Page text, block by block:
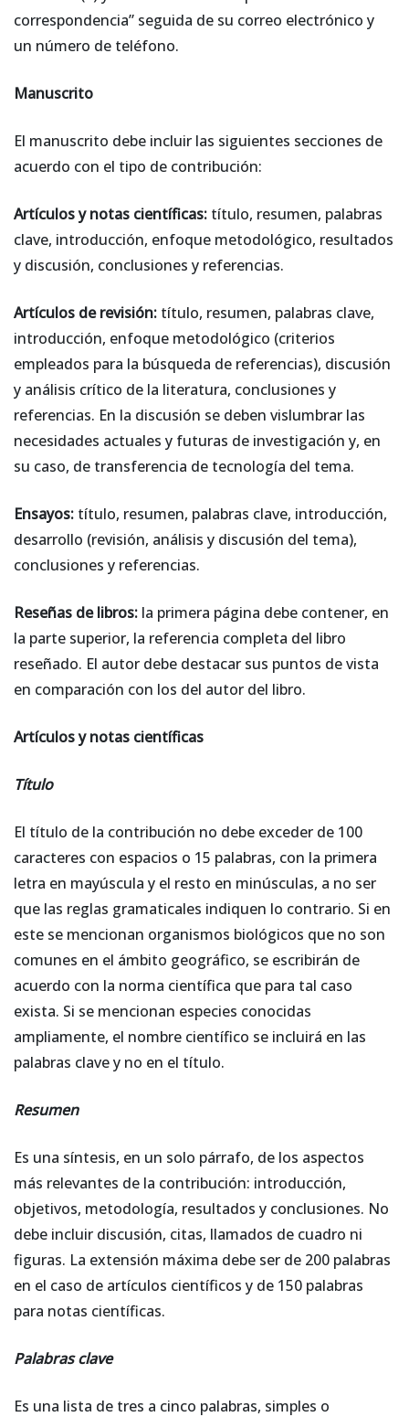
correspondencia” seguida de su correo electrónico y
un número de teléfono.
Manuscrito
El manuscrito debe incluir las siguientes secciones de
acuerdo con el tipo de contribución:
Artículos y notas científicas: título, resumen, palabras
clave, introducción, enfoque metodológico, resultados
y discusión, conclusiones y referencias.
Artículos de revisión: título, resumen, palabras clave,
introducción, enfoque metodológico (criterios
empleados para la búsqueda de referencias), discusión
y análisis crítico de la literatura, conclusiones y
referencias. En la discusión se deben vislumbrar las
necesidades actuales y futuras de investigación y, en
su caso, de transferencia de tecnología del tema.
Ensayos: título, resumen, palabras clave, introducción,
desarrollo (revisión, análisis y discusión del tema),
conclusiones y referencias.
Reseñas de libros: la primera página debe contener, en
la parte superior, la referencia completa del libro
reseñado. El autor debe destacar sus puntos de vista
en comparación con los del autor del libro.
Artículos y notas científicas
Título
El título de la contribución no debe exceder de 100
caracteres con espacios o 15 palabras, con la primera
letra en mayúscula y el resto en minúsculas, a no ser
que las reglas gramaticales indiquen lo contrario. Si en
este se mencionan organismos biológicos que no son
comunes en el ámbito geográfico, se escribirán de
acuerdo con la norma científica que para tal caso
exista. Si se mencionan especies conocidas
ampliamente, el nombre científico se incluirá en las
palabras clave y no en el título.
Resumen
Es una síntesis, en un solo párrafo, de los aspectos
más relevantes de la contribución: introducción,
objetivos, metodología, resultados y conclusiones. No
debe incluir discusión, citas, llamados de cuadro ni
figuras. La extensión máxima debe ser de 200 palabras
en el caso de artículos científicos y de 150 palabras
para notas científicas.
Palabras clave
Es una lista de tres a cinco palabras, simples o